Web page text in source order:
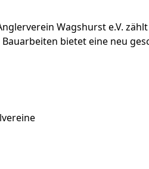
Wagshurst e.V.
bietet eine neu